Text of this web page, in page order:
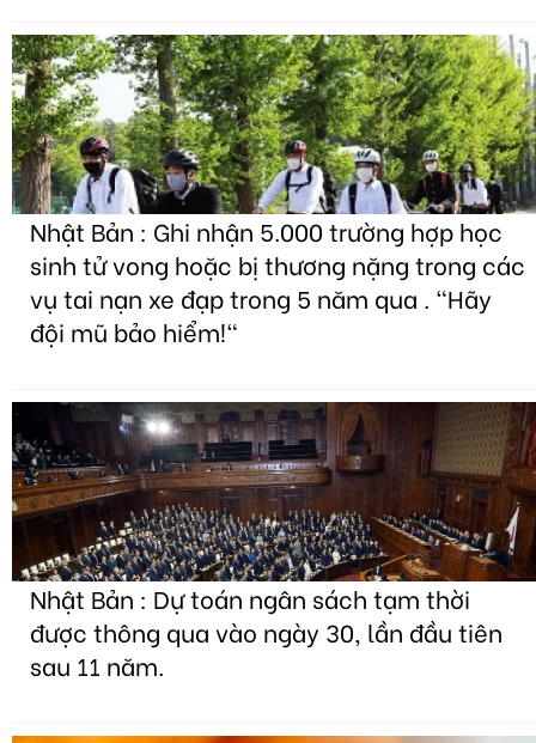
Nhật Bản : Ghi nhận 5.000 trường hợp học
sinh tử vong hoặc bị thương nặng trong các
vụ tai nạn xe đạp trong 5 năm qua . "Hãy
đội mũ bảo hiểm!"
Nhật Bản : Dự toán ngân sách tạm thời
được thông qua vào ngày 30, lần đầu tiên
sau 11 năm.